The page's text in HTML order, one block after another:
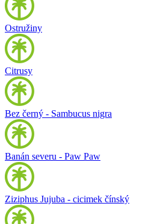
Ostružiny
Citrusy
Bez černý - Sambucus nigra
Banán severu - Paw Paw
Ziziphus Jujuba - cicimek čínský